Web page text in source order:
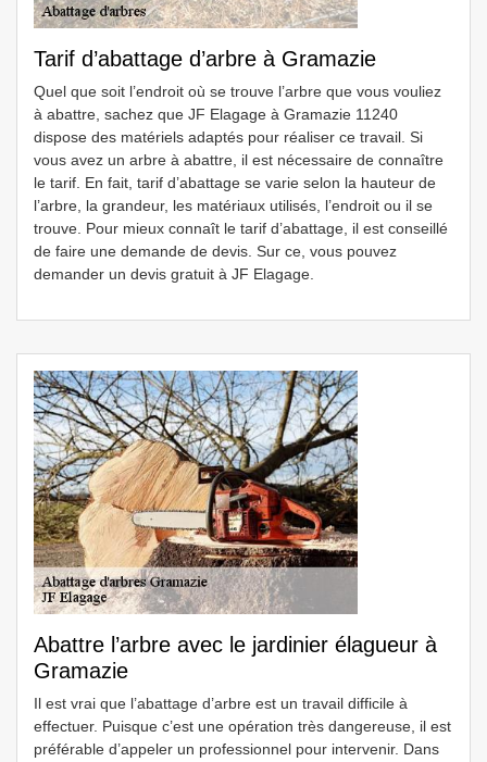
Tarif d’abattage d’arbre à Gramazie
Quel que soit l’endroit où se trouve l’arbre que vous vouliez
à abattre, sachez que JF Elagage à Gramazie 11240
dispose des matériels adaptés pour réaliser ce travail. Si
vous avez un arbre à abattre, il est nécessaire de connaître
le tarif. En fait, tarif d’abattage se varie selon la hauteur de
l’arbre, la grandeur, les matériaux utilisés, l’endroit ou il se
trouve. Pour mieux connaît le tarif d’abattage, il est conseillé
de faire une demande de devis. Sur ce, vous pouvez
demander un devis gratuit à JF Elagage.
Abattre l’arbre avec le jardinier élagueur à
Gramazie
Il est vrai que l’abattage d’arbre est un travail difficile à
effectuer. Puisque c’est une opération très dangereuse, il est
préférable d’appeler un professionnel pour intervenir. Dans